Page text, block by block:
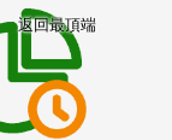
返回最頂端